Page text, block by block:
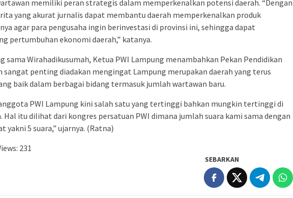
memiliki peran strategis dalam memperkenalkan potensi daerah. “Dengan
yang akurat jurnalis dapat membantu daerah memperkenalkan produk
agar para pengusaha ingin berinvestasi di provinsi ini, sehingga dapat
pertumbuhan ekonomi daerah,” katanya.
sama Wirahadikusumah, Ketua PWI Lampung menambahkan Pekan Pendidikan
sangat penting diadakan mengingat Lampung merupakan daerah yang terus
baik dalam berbagai bidang termasuk jumlah wartawan baru.
PWI Lampung kini salah satu yang tertinggi bahkan mungkin tertinggi di
Hal itu dilihat dari kongres persatuan PWI dimana jumlah suara kami sama dengan
yakni 5 suara,” ujarnya. (Ratna)
231
SEBARKAN